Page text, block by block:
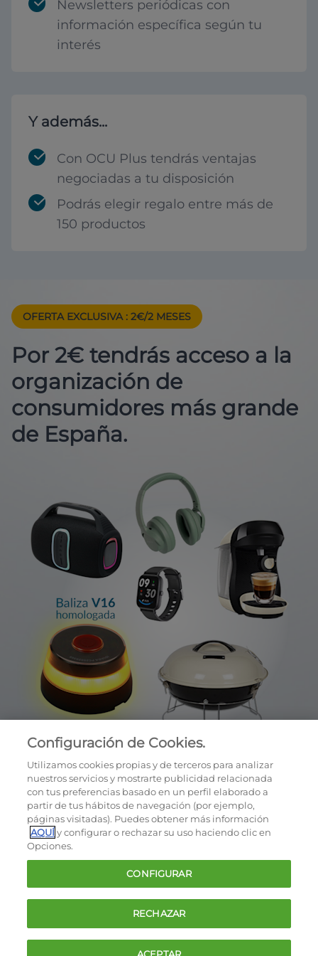
Newsletters periódicas con
información específica según tu
interés
Y además...
Con OCU Plus tendrás ventajas
negociadas a tu disposición
Podrás elegir regalo entre más de
150 productos
OFERTA EXCLUSIVA : 2€/2 MESES
Por 2€ tendrás acceso a la
organización de
consumidores más grande
de España.
Cookies
Política de privacidad
Términos y condiciones de la oferta
Contacto
FAQ
Configuración de Cookies.
Utilizamos cookies propias y de terceros para analizar
nuestros servicios y mostrarte publicidad relacionada
con tus preferencias basado en un perfil elaborado a
partir de tus hábitos de navegación (por ejemplo,
páginas visitadas). Puedes obtener más información
AQUÍy configurar o rechazar su uso haciendo clic en
Opciones.
CONFIGURAR
RECHAZAR